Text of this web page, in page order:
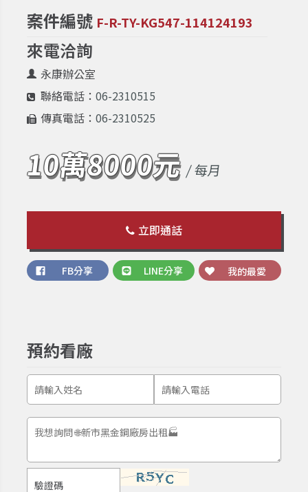
案件編號 F-R-TY-KG547-114124193
來電洽詢
永康辦公室
聯絡電話： 06-2310515
傳真電話： 06-2310525
10萬8000元/ 每月
立即通話
FB分享 LINE分享 我的最愛
預約看廠